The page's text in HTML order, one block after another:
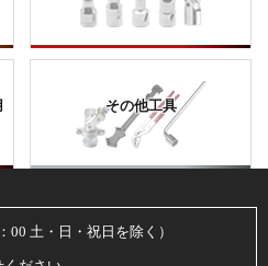
その他工具
00 土・日・祝日を除く）